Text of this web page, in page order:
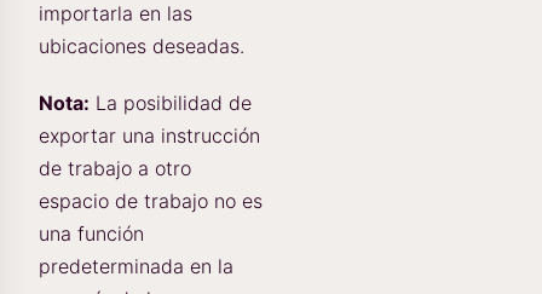
importarla en las
ubicaciones deseadas.
Nota: La posibilidad de
exportar una instrucción
de trabajo a otro
espacio de trabajo no es
una función
predeterminada en la